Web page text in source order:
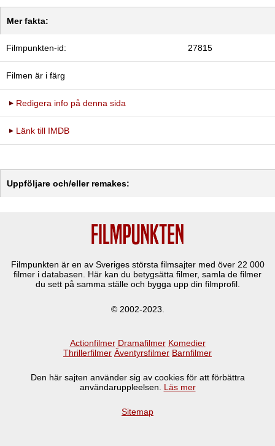
Mer fakta:
Filmpunkten-id: 27815
Filmen är i färg
Redigera info på denna sida
Länk till IMDB
Uppföljare och/eller remakes:
Filmpunkten är en av Sveriges största filmsajter med över 22 000
filmer i databasen. Här kan du betygsätta filmer, samla de filmer
du sett på samma ställe och bygga upp din filmprofil.
© 2002-2023.
Actionfilmer Dramafilmer Komedier
Thrillerfilmer Äventyrsfilmer Barnfilmer
Den här sajten använder sig av cookies för att förbättra
användaruppleelsen. Läs mer
Sitemap